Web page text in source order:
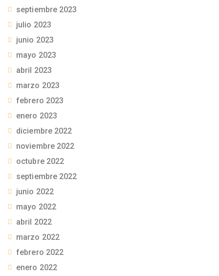
septiembre 2023
julio 2023
junio 2023
mayo 2023
abril 2023
marzo 2023
febrero 2023
enero 2023
diciembre 2022
noviembre 2022
octubre 2022
septiembre 2022
junio 2022
mayo 2022
abril 2022
marzo 2022
febrero 2022
enero 2022